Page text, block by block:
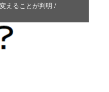
えることが判明 /